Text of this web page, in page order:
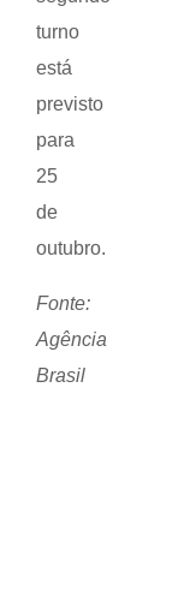
turno
está
previsto
para
25
de
outubro.
Fonte:
Agência
Brasil